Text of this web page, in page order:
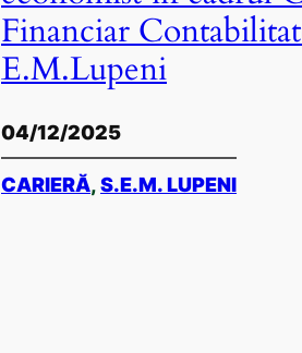
Financiar
E.M.Lupeni
04/12/2025
CARIERĂ, S.E.M. LUPENI